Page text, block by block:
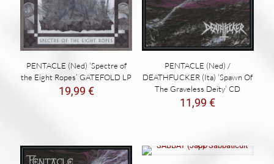
PENTACLE (Ned) ‘Spectre of
the Eight Ropes’ GATEFOLD LP
19,99 €
PENTACLE (Ned) /
DEATHFUCKER (Ita) ‘Spawn Of
The Graveless Deity’ CD
11,99€